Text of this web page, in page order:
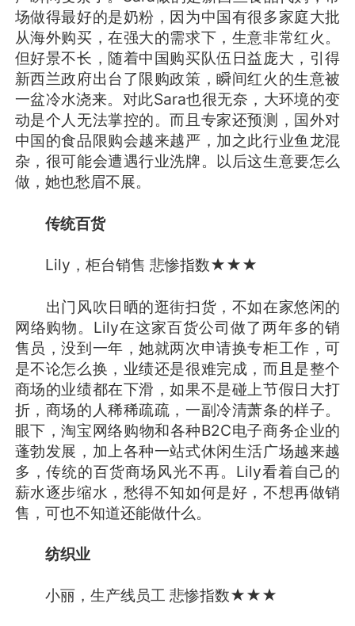
场做得最好的是奶粉，因为中国有很多家庭大批
从海外购买，在强大的需求下，生意非常红火。
但好景不长，随着中国购买队伍日益庞大，引得
新西兰政府出台了限购政策，瞬间红火的生意被
一盆冷水浇来。对此Sara也很无奈，大环境的变
动是个人无法掌控的。而且专家还预测，国外对
中国的食品限购会越来越严，加之此行业鱼龙混
杂，很可能会遭遇行业洗牌。以后这生意要怎么
做，她也愁眉不展。
传统百货
Lily，柜台销售 悲惨指数★★★
出门风吹日晒的逛街扫货，不如在家悠闲的
网络购物。Lily在这家百货公司做了两年多的销
售员，没到一年，她就两次申请换专柜工作，可
是不论怎么换，业绩还是很难完成，而且是整个
商场的业绩都在下滑，如果不是碰上节假日大打
折，商场的人稀稀疏疏，一副冷清萧条的样子。
眼下，淘宝网络购物和各种B2C电子商务企业的
蓬勃发展，加上各种一站式休闲生活广场越来越
多，传统的百货商场风光不再。Lily看着自己的
薪水逐步缩水，愁得不知如何是好，不想再做销
售，可也不知道还能做什么。
纺织业
小丽，生产线员工 悲惨指数★★★